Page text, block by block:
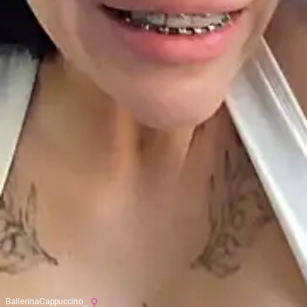
BallerinaCappuccino_